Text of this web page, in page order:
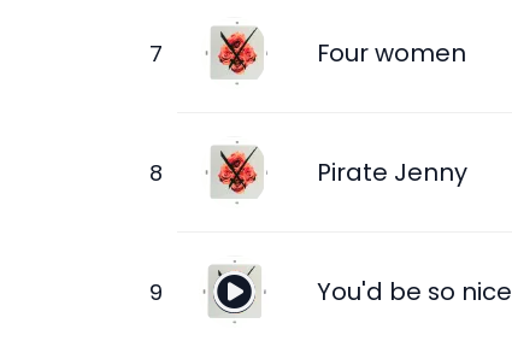
Four women
Pirate Jenny
You'd be so nice